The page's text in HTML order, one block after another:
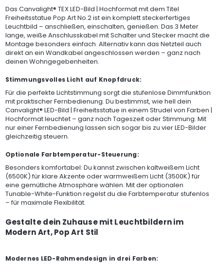
Das Canvalight® TEX LED-Bild | Hochformat mit dem Titel
Freiheitsstatue Pop Art No.2 ist ein komplett steckerfertiges
Leuchtbild – anschließen, einschalten, genießen. Das 3 Meter
lange, weiße Anschlusskabel mit Schalter und Stecker macht die
Montage besonders einfach. Alternativ kann das Netzteil auch
direkt an ein Wandkabel angeschlossen werden – ganz nach
deinen Wohngegebenheiten.
Stimmungsvolles Licht auf Knopfdruck:
Für die perfekte Lichtstimmung sorgt die stufenlose Dimmfunktion
mit praktischer Fernbedienung. Du bestimmst, wie hell dein
Canvalight® LED-Bild | Freiheitsstatue in einem Strudel von Farben |
Hochformat leuchtet – ganz nach Tageszeit oder Stimmung. Mit
nur einer Fernbedienung lassen sich sogar bis zu vier LED-Bilder
gleichzeitig steuern.
Optionale Farbtemperatur-Steuerung:
Besonders komfortabel: Du kannst zwischen kaltweißem Licht
(6500K) für klare Akzente oder warmweißem Licht (3500K) für
eine gemütliche Atmosphäre wählen. Mit der optionalen
Tunable-White-Funktion regelst du die Farbtemperatur stufenlos
– für maximale Flexibilität.
Gestalte dein Zuhause mit Leuchtbildern im
Modern Art, Pop Art Stil
Modernes LED-Rahmendesign in drei Farben: